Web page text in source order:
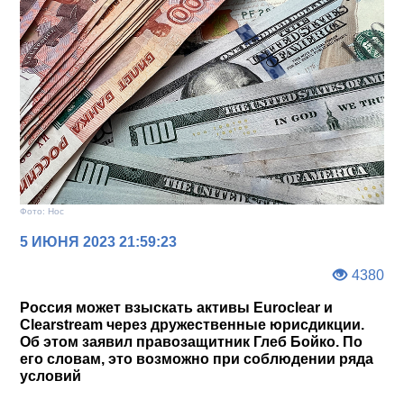
Фото: Нос
5 ИЮНЯ 2023 21:59:23
4380
Россия может взыскать активы Euroclear и
Clearstream через дружественные юрисдикции.
Об этом заявил правозащитник Глеб Бойко. По
его словам, это возможно при соблюдении ряда
условий